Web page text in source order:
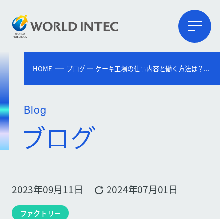
HOME ブログ ケーキ工場の仕事内容と働く方法は？ケーキ作りに向いているタイプ5つ
Blog
2023年09月11日 2024年07月01日
ファクトリー